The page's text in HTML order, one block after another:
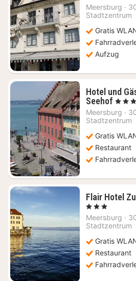
ab
€
Meersburg ·
Stadtzentrum
Gratis
Aufzug
Hotel und
Seehof 1
ab
€
, 3
Meersburg ·
Stadtzentrum
Gratis
Restaurant
Flair Hotel
, 3 Sterne
Meersburg ·
Stadtzentrum
Gratis
Restaurant